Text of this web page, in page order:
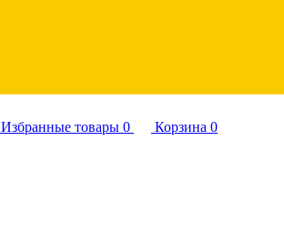
Избранные товары 0 Корзина 0